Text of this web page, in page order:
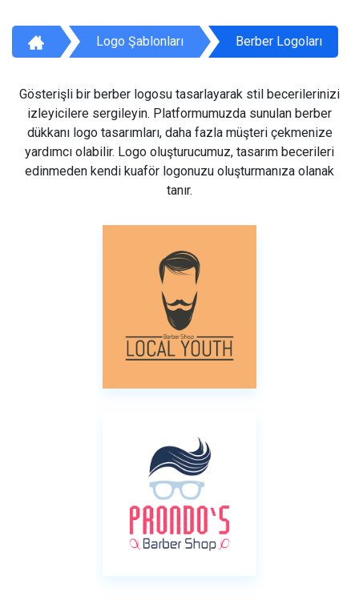
Logo Şablonları Berber Logoları
Gösterişli bir berber logosu tasarlayarak stil becerilerinizi
izleyicilere sergileyin. Platformumuzda sunulan berber
dükkanı logo tasarımları, daha fazla müşteri çekmenize
yardımcı olabilir. Logo oluşturucumuz, tasarım becerileri
edinmeden kendi kuaför logonuzu oluşturmanıza olanak
tanır.